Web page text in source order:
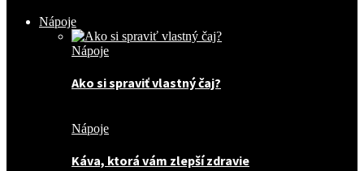
Nápoje
Nápoje
Ako si spraviť vlastný čaj?
Nápoje
Káva, ktorá vám zlepší zdravie